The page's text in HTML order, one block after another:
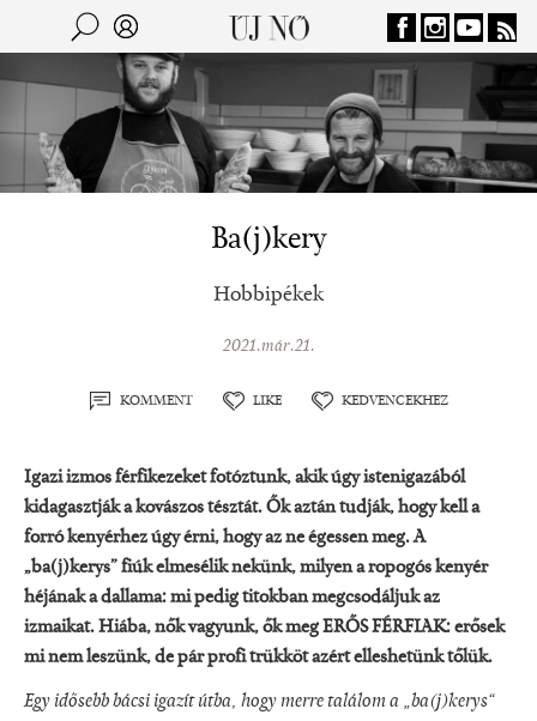
Jump to navigation
Kereső
Ba(j)kery
Hobbipékek
2021.már.21.
KOMMENT LIKE KEDVENCEKHEZ
Igazi izmos férfikezeket fotóztunk, akik úgy istenigazából
kidagasztják a kovászos tésztát. Ők aztán tudják, hogy kell a
forró kenyérhez úgy érni, hogy az ne égessen meg. A
„ba(j)kerys” fiúk elmesélik nekünk, milyen a ropogós kenyér
héjának a dallama: mi pedig titokban megcsodáljuk az
izmaikat. Hiába, nők vagyunk, ők meg ERŐS FÉRFIAK: erősek
mi nem leszünk, de pár profi trükköt azért elleshetünk tőlük.
Egy idősebb bácsi igazít útba, hogy merre találom a „ba(j)kerys“